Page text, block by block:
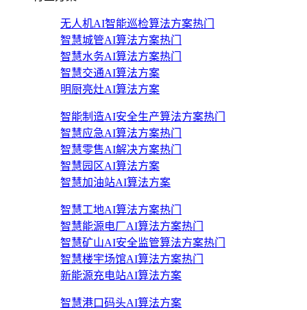
无人机AI智能巡检算法方案热门
智慧城管AI算法方案热门
智慧水务AI算法方案热门
智慧交通AI算法方案
明厨亮灶AI算法方案
智能制造AI安全生产算法方案热门
智慧应急AI算法方案热门
智慧零售AI解决方案热门
智慧园区AI算法方案
智慧加油站AI算法方案
智慧工地AI算法方案热门
智慧能源电厂AI算法方案热门
智慧矿山AI安全监管算法方案热门
智慧楼宇场馆AI算法方案热门
新能源充电站AI算法方案
智慧港口码头AI算法方案